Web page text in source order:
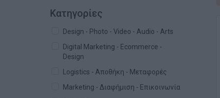
Κατηγορίες
Design - Photo - Video - Audio - Arts
Digital Marketing - Ecommerce -
Design
Logistics - Αποθήκη - Μεταφορές
Marketing - Διαφήμιση - Επικοινωνία